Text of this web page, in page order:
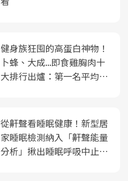
健身族狂囤的高蛋白神物！
卜蜂、大成...即食雞胸肉十
大排行出爐：第一名平均一
從鼾聲看睡眠健康！新型居
家睡眠檢測納入「鼾聲能量
分析」揪出睡眠呼吸中止症